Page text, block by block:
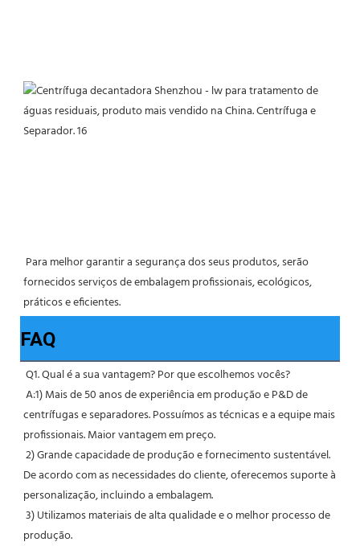
fornecidos serviços de embalagem profissionais, ecológicos,
práticos e eficientes.
FAQ
Q1. Qual é a sua vantagem? Por que escolhemos vocês?
centrífugas e separadores. Possuímos as técnicas e a equipe mais
profissionais. Maior vantagem em preço.
De acordo com as necessidades do cliente, oferecemos suporte à
personalização, incluindo a embalagem.
produção.